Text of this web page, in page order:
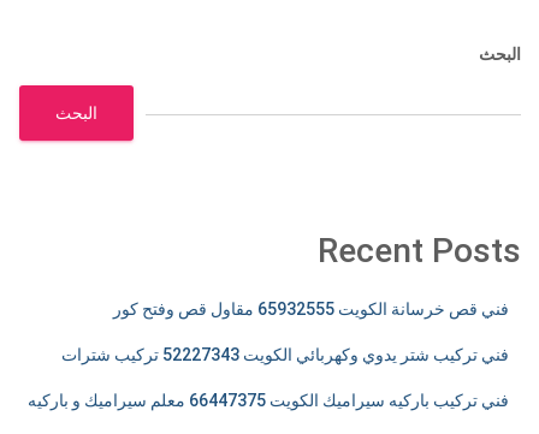
البحث
البحث
Recent Posts
فني قص خرسانة الكويت 65932555 مقاول قص وفتح كور
فني تركيب شتر يدوي وكهربائي الكويت 52227343 تركيب شترات
فني تركيب باركيه سيراميك الكويت 66447375 معلم سيراميك و باركيه